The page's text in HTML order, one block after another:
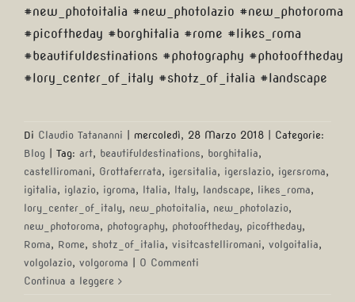
#new_photoitalia #new_photolazio #new_photoroma
#picoftheday #borghitalia #rome #likes_roma
#beautifuldestinations #photography #photooftheday
#lory_center_of_italy #shotz_of_italia #landscape
Di Claudio Tatananni mercoledì, 28 Marzo 2018
Categorie:
Blog
Tag: art, beautifuldestinations, borghitalia,
castelliromani, Grottaferrata, igersitalia, igerslazio, igersroma,
igitalia, iglazio, igroma, Italia, Italy, landscape, likes_roma,
lory_center_of_italy, new_photoitalia, new_photolazio,
new_photoroma, photography, photooftheday, picoftheday,
Roma, Rome, shotz_of_italia, visitcastelliromani, volgoitalia,
volgolazio, volgoroma
0 Commenti
Continua a leggere